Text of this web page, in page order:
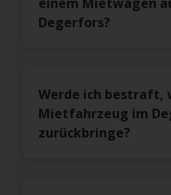
Degerfors?
Werde ich bestraft,
Mietfahrzeug im
zurückbringe?